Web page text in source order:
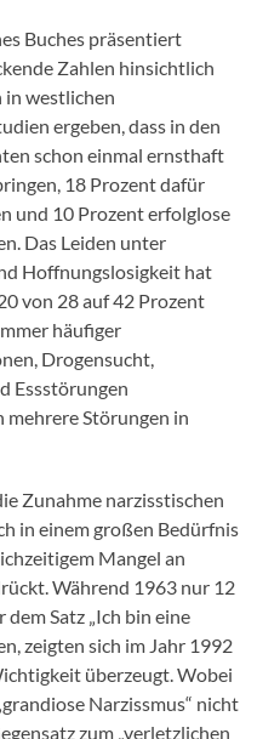
Buches präsentiert
Zahlen hinsichtlich
in westlichen
ergeben, dass in den
schon einmal ernsthaft
18 Prozent dafür
und 10 Prozent erfolglose
Das Leiden unter
Hoffnungslosigkeit hat
von 28 auf 42 Prozent
häufiger
Drogensucht,
Essstörungen
Störungen in
Zunahme narzisstischen
in einem großen Bedürfnis
Mangel an
Während 1963 nur 12
Satz „Ich bin eine
zeigten sich im Jahr 1992
überzeugt. Wobei
Narzissmus“ nicht
zum „verletzlichen